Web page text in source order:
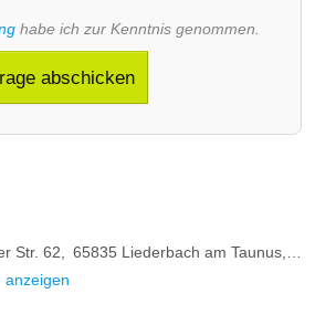
habe ich zur Kenntnis genommen.
abschicken
Str. 62 65835 Liederbach am Taunus
anzeigen